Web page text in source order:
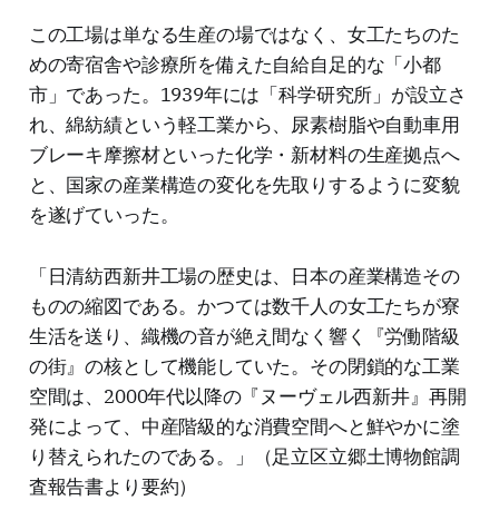
この工場は単なる生産の場ではなく、女工たちのた
めの寄宿舎や診療所を備えた自給自足的な「小都
市」であった。1939年には「科学研究所」が設立さ
れ、綿紡績という軽工業から、尿素樹脂や自動車用
ブレーキ摩擦材といった化学・新材料の生産拠点へ
と、国家の産業構造の変化を先取りするように変貌
を遂げていった。
「日清紡西新井工場の歴史は、日本の産業構造その
ものの縮図である。かつては数千人の女工たちが寮
生活を送り、織機の音が絶え間なく響く『労働階級
の街』の核として機能していた。その閉鎖的な工業
空間は、2000年代以降の『ヌーヴェル西新井』再開
発によって、中産階級的な消費空間へと鮮やかに塗
り替えられたのである。」（足立区立郷土博物館調
査報告書より要約）